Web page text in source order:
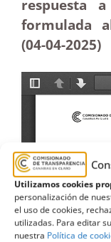
Utilizamos cookies
personalización de
el uso de cookies,
utilizadas. Para editar
nuestra Política de
respuesta
formulada
(04-04-2025)